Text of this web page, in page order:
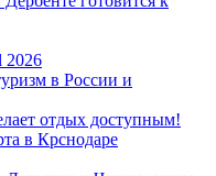
2026
в России и
отдых доступным!
в Крснодаре